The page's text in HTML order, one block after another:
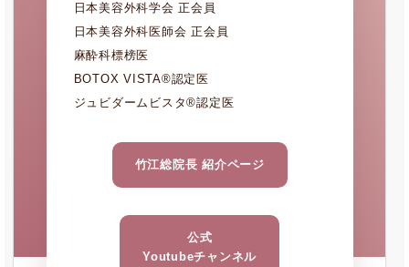
日本美容外科学会 正会員
日本美容外科医師会 正会員
麻酔科標榜医
BOTOX VISTA®認定医
ジュビダームビスタ®認定医
竹江総院長 紹介ページ
公式
Youtubeチャンネル